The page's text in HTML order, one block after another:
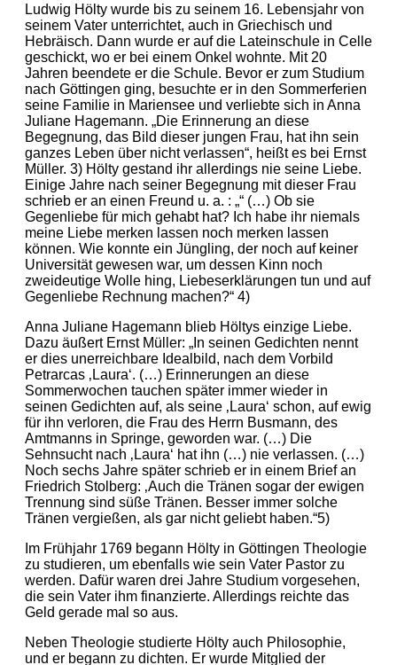
Ludwig Hölty wurde bis zu seinem 16. Lebensjahr von
seinem Vater unterrichtet, auch in Griechisch und
Hebräisch. Dann wurde er auf die Lateinschule in Celle
geschickt, wo er bei einem Onkel wohnte. Mit 20
Jahren beendete er die Schule. Bevor er zum Studium
nach Göttingen ging, besuchte er in den Sommerferien
seine Familie in Mariensee und verliebte sich in Anna
Juliane Hagemann. „Die Erinnerung an diese
Begegnung, das Bild dieser jungen Frau, hat ihn sein
ganzes Leben über nicht verlassen“, heißt es bei Ernst
Müller. 3) Hölty gestand ihr allerdings nie seine Liebe.
Einige Jahre nach seiner Begegnung mit dieser Frau
schrieb er an einen Freund u. a. : „“ (…) Ob sie
Gegenliebe für mich gehabt hat? Ich habe ihr niemals
meine Liebe merken lassen noch merken lassen
können. Wie konnte ein Jüngling, der noch auf keiner
Universität gewesen war, um dessen Kinn noch
zweideutige Wolle hing, Liebeserklärungen tun und auf
Gegenliebe Rechnung machen?“ 4)
Anna Juliane Hagemann blieb Höltys einzige Liebe.
Dazu äußert Ernst Müller: „In seinen Gedichten nennt
er dies unerreichbare Idealbild, nach dem Vorbild
Petrarcas ‚Laura‘. (…) Erinnerungen an diese
Sommerwochen tauchen später immer wieder in
seinen Gedichten auf, als seine ‚Laura‘ schon, auf ewig
für ihn verloren, die Frau des Herrn Busmann, des
Amtmanns in Springe, geworden war. (…) Die
Sehnsucht nach ‚Laura‘ hat ihn (…) nie verlassen. (…)
Noch sechs Jahre später schrieb er in einem Brief an
Friedrich Stolberg: ‚Auch die Tränen sogar der ewigen
Trennung sind süße Tränen. Besser immer solche
Tränen vergießen, als gar nicht geliebt haben.“5)
Im Frühjahr 1769 begann Hölty in Göttingen Theologie
zu studieren, um ebenfalls wie sein Vater Pastor zu
werden. Dafür waren drei Jahre Studium vorgesehen,
die sein Vater ihm finanzierte. Allerdings reichte das
Geld gerade mal so aus.
Neben Theologie studierte Hölty auch Philosophie,
und er begann zu dichten. Er wurde Mitglied der